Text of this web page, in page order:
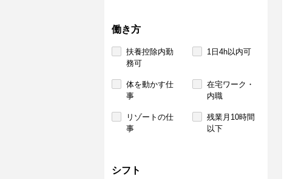
働き方
扶養控除内勤
務可
1日4h以内可
体を動かす仕
事
在宅ワーク・
内職
リゾートの仕
事
残業月10時間
以下
シフト